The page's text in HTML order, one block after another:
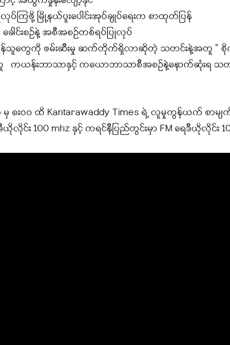
ကြဖို့ မြို့နယ်ပူးပေါင်းအုပ်ချုပ်ရေးက စာထုတ်ပြန်
ခေါင်းစဉ်နဲ့ အစီအစဉ်တစ်ရပ်ပြုလုပ်
သူတွေကို ဖမ်းဆီးမှု ဆက်တိုက်ရှိလာဆိုတဲ့ သတင်းနဲ့အတူ “ စိုက်ပ
တူ ကယန်းဘာသာနှင့် ကယောဘာသာစီအစဉ်နဲ့နောက်ဆုံးရ သတ
၈းဝဝ ထိ Kantarawaddy Times ရဲ့ လူမှုကွန်ယက် စာ
င်း 100 mhz နှင့် ကရင်နီပြည်တွင်းမှာ FM ရေဒီယိုလိုင်း